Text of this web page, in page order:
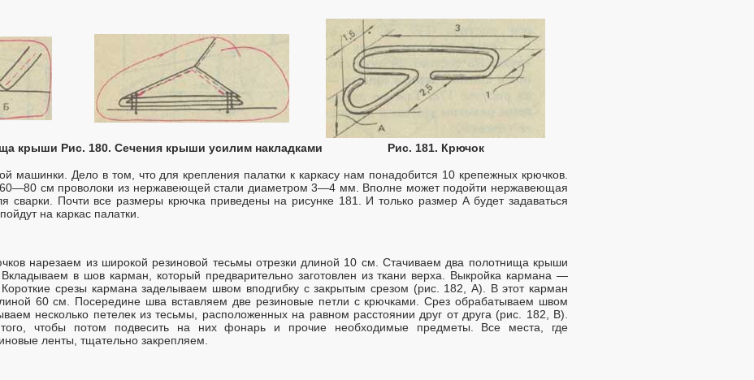
крыши Рис. 180. Сечения крыши усилим накладками Рис. 181. Крючок
машинки. Дело в том, что для крепления палатки к каркасу нам понадобится 10 крепежных крючков.
60—80 см проволоки из нержавеющей стали диаметром 3—4 мм. Вполне может подойти нержавеющая
сварки. Почти все размеры крючка приведены на рисунке 181. И только размер А будет задаваться
на каркас палатки.
нарезаем из широкой резиновой тесьмы отрезки длиной 10 см. Стачиваем два полотнища крыши
в шов карман, который предварительно заготовлен из ткани верха. Выкройка кармана —
срезы кармана заделываем швом вподгибку с закрытым срезом (рис. 182, А). В этот карман
60 см. Посередине шва вставляем две резиновые петли с крючками. Срез обрабатываем швом
несколько петелек из тесьмы, расположенных на равном расстоянии друг от друга (рис. 182, В).
того, чтобы потом подвесить на них фонарь и прочие необходимые предметы. Все места, где
ленты, тщательно закрепляем.